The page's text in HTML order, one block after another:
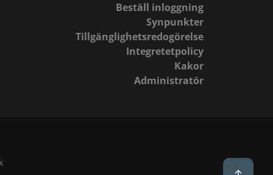
Beställ inloggning
Synpunkter
Tillgänglighetsredogörelse
Integretetpolicy
Kakor
Administratör